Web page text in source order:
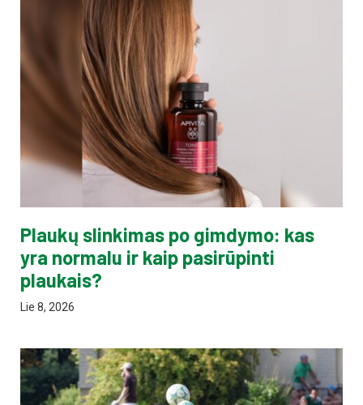
Plaukų slinkimas po gimdymo: kas
yra normalu ir kaip pasirūpinti
plaukais?
Lie 8, 2026